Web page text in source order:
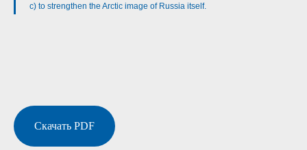
c) to strengthen the Arctic image of Russia itself.
Скачать PDF